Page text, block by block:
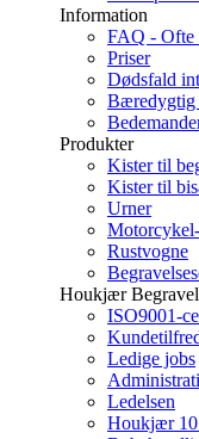
Information
FAQ - Ofte
Priser
Dødsfald
Bæredygtig
Produkter
Kister til
Kister til
Urner
Rustvogne
Houkjær
ISO9001-
Ledige jobs
Ledelsen
Houkjær